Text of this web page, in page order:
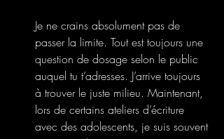
Je ne crains absolument pas de
passer la limite. Tout est toujours une
question de dosage selon le public
auquel tu t’adresses. J’arrive toujours
à trouver le juste milieu. Maintenant,
lors de certains ateliers d’écriture
avec des adolescents, je suis souvent